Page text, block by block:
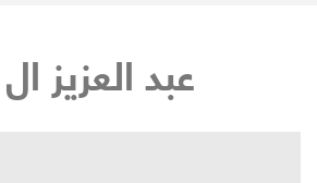
عبد العزيز